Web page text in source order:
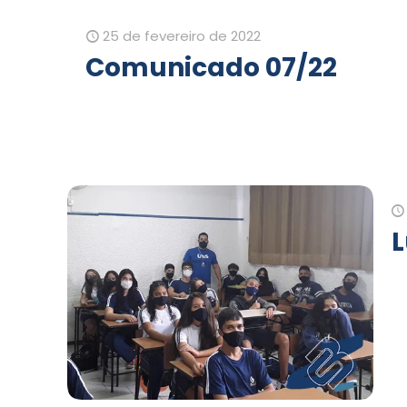
25 de fevereiro de 2022
Comunicado 07/22